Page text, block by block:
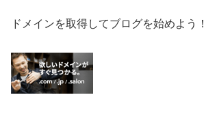
ドメインを取得してブログを始めよう！